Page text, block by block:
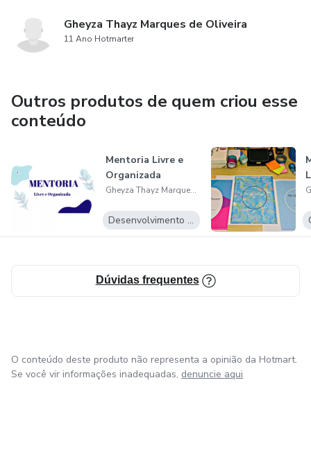
My Life Planner Livre e Organizada
Gheyza Thayz Marques de Oliveira
11 Ano Hotmarter
Outros produtos de quem criou esse
conteúdo
Mentoria Livre e
Organizada
Gheyza Thayz Marques de Oliveira
Desenvolvimento Pessoal
Dúvidas frequentes
O conteúdo deste produto não representa a opinião da Hotmart.
Se você vir informações inadequadas, denuncie aqui